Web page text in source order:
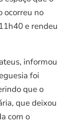
ocorreu no
e rendeu
informou
foi
que o
que deixou
com o